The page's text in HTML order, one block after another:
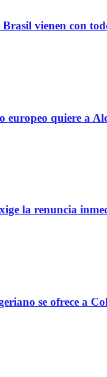
Brasil vienen con
europeo quiere a
la renuncia
se ofrece a